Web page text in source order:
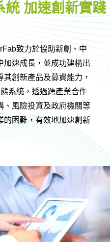
統 加速創新實踐
致力於協助新創、中
加速成長，並成功建構出
創新產品及募資能力，
系統，透過跨產業合作
、風險投資及政府機關等
的困難，有效地加速創新